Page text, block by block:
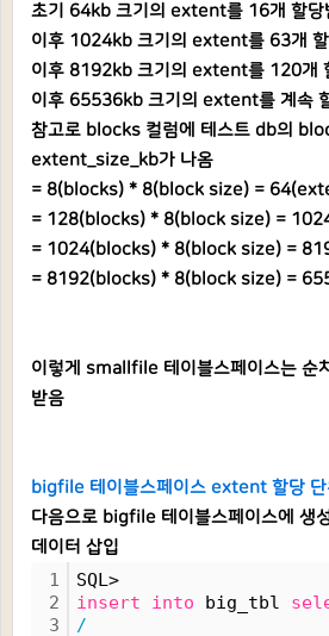
초기 64kb 크기의 extent를 16개 할당
이후 1024kb 크기의 extent를 63개
이후 8192kb 크기의 extent를 120개
이후 65536kb 크기의 extent를 계속
참고로 blocks 컬럼에 테스트 db의
extent_size_kb가 나옴
= 8(blocks) * 8(block size) =
= 128(blocks) * 8(block size) =
= 1024(blocks) * 8(block size) =
= 8192(blocks) * 8(block size) =
이렇게 smallfile 테이블스페이스는 순
받음
bigfile 테이블스페이스 extent 할당 단
다음으로 bigfile 테이블스페이스에 생
데이터 삽입
1
2
3
SQL>
insert
into big_tbl
/